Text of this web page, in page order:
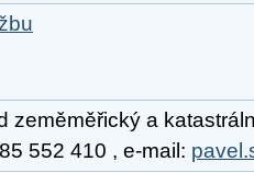
zeměměřický a
552 410 , e-mail: